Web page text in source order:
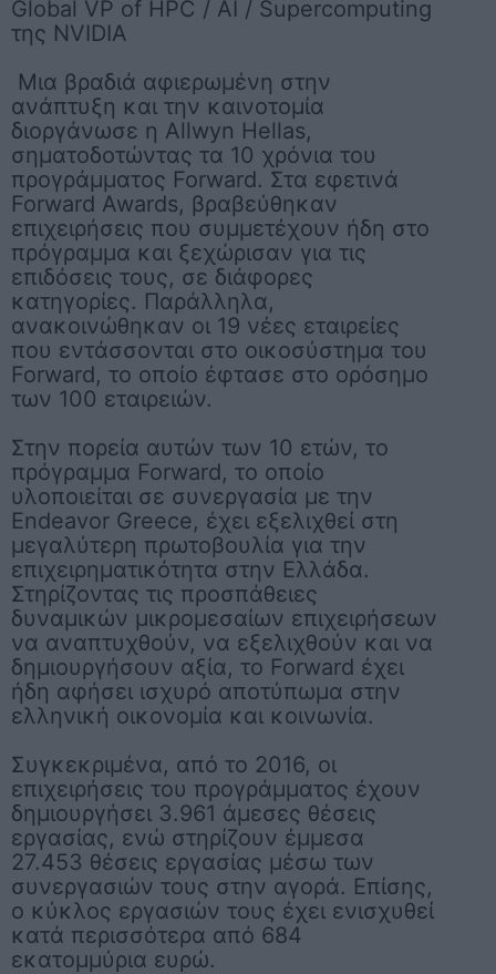
Global VP of HPC / AI / Supercomputing
της NVIDIA
Μια βραδιά αφιερωμένη στην
ανάπτυξη και την καινοτομία
διοργάνωσε η Allwyn Hellas,
σηματοδοτώντας τα 10 χρόνια του
προγράμματος Forward. Στα εφετινά
Forward Awards, βραβεύθηκαν
επιχειρήσεις που συμμετέχουν ήδη στο
πρόγραμμα και ξεχώρισαν για τις
επιδόσεις τους, σε διάφορες
κατηγορίες. Παράλληλα,
ανακοινώθηκαν οι 19 νέες εταιρείες
που εντάσσονται στο οικοσύστημα του
Forward, το οποίο έφτασε στο ορόσημο
των 100 εταιρειών.
Στην πορεία αυτών των 10 ετών, το
πρόγραμμα Forward, το οποίο
υλοποιείται σε συνεργασία με την
Endeavor Greece, έχει εξελιχθεί στη
μεγαλύτερη πρωτοβουλία για την
επιχειρηματικότητα στην Ελλάδα.
Στηρίζοντας τις προσπάθειες
δυναμικών μικρομεσαίων επιχειρήσεων
να αναπτυχθούν, να εξελιχθούν και να
δημιουργήσουν αξία, το Forward έχει
ήδη αφήσει ισχυρό αποτύπωμα στην
ελληνική οικονομία και κοινωνία.
Συγκεκριμένα, από το 2016, οι
επιχειρήσεις του προγράμματος έχουν
δημιουργήσει 3.961 άμεσες θέσεις
εργασίας, ενώ στηρίζουν έμμεσα
27.453 θέσεις εργασίας μέσω των
συνεργασιών τους στην αγορά. Επίσης,
ο κύκλος εργασιών τους έχει ενισχυθεί
κατά περισσότερα από 684
εκατομμύρια ευρώ.